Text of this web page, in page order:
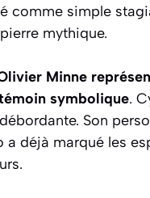
comme simple
mythique.
Minne
symbolique.
Son
a déjà marqué les